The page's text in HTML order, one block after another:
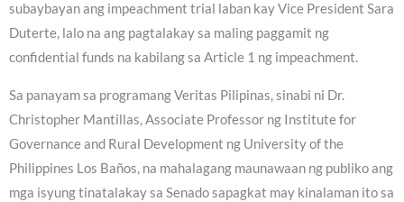
subaybayan ang impeachment trial laban kay Vice President Sara
Duterte, lalo na ang pagtalakay sa maling paggamit ng
confidential funds na kabilang sa Article 1 ng impeachment.
Sa panayam sa programang Veritas Pilipinas, sinabi ni Dr.
Christopher Mantillas, Associate Professor ng Institute for
Governance and Rural Development ng University of the
Philippines Los Baños, na mahalagang maunawaan ng publiko ang
mga isyung tinatalakay sa Senado sapagkat may kinalaman ito sa